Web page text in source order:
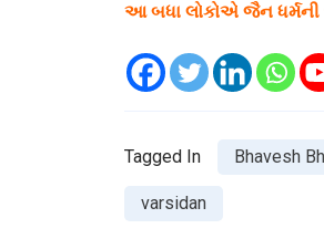
આ બધા લોકોએ જૈન ધર્મની
Tagged In Bhavesh
varsidan